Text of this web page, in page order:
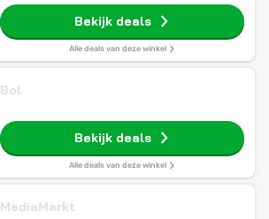
Bekijk deals
Alle deals van deze winkel
Bol
Bekijk deals
Alle deals van deze winkel
MediaMarkt